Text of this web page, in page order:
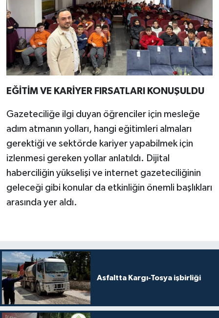
EĞİTİM VE KARİYER FIRSATLARI KONUŞULDU
Gazeteciliğe ilgi duyan öğrenciler için mesleğe
adım atmanın yolları, hangi eğitimleri almaları
gerektiği ve sektörde kariyer yapabilmek için
izlenmesi gereken yollar anlatıldı. Dijital
haberciliğin yükselişi ve internet gazeteciliğinin
geleceği gibi konular da etkinliğin önemli başlıkları
arasında yer aldı.
Asfaltta Kargı-Tosya işbirliği